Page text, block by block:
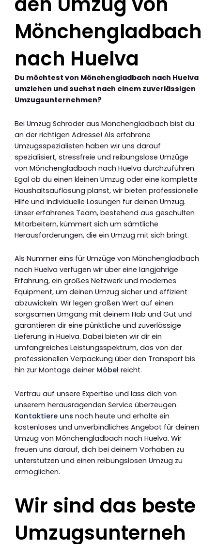
Mönchengladbach
nach Huelva
Du möchtest von Mönchengladbach nach Huelva
umziehen und suchst nach einem zuverlässigen
Umzugsunternehmen?
Bei Umzug Schröder aus Mönchengladbach bist du
an der richtigen Adresse! Als erfahrene
Umzugsspezialisten haben wir uns darauf
spezialisiert, stressfreie und reibungslose Umzüge
von Mönchengladbach nach Huelva durchzuführen.
Egal ob du einen kleinen Umzug oder eine komplette
Haushaltsauflösung planst, wir bieten professionelle
Hilfe und individuelle Lösungen für deinen Umzug.
Unser erfahrenes Team, bestehend aus geschulten
Mitarbeitern, kümmert sich um sämtliche
Herausforderungen, die ein Umzug mit sich bringt.
Als Nummer eins für Umzüge von Mönchengladbach
nach Huelva verfügen wir über eine langjährige
Erfahrung, ein großes Netzwerk und modernes
Equipment, um deinen Umzug sicher und effizient
abzuwickeln. Wir legen großen Wert auf einen
sorgsamen Umgang mit deinem Hab und Gut und
garantieren dir eine pünktliche und zuverlässige
Lieferung in Huelva. Dabei bieten wir dir ein
umfangreiches Leistungsspektrum, das von der
professionellen Verpackung über den Transport bis
hin zur Montage deiner Möbel reicht.
Vertrau auf unsere Expertise und lass dich von
unserem herausragenden Service überzeugen.
Kontaktiere uns noch heute und erhalte ein
kostenloses und unverbindliches Angebot für deinen
Umzug von Mönchengladbach nach Huelva. Wir
freuen uns darauf, dich bei deinem Vorhaben zu
unterstützen und einen reibungslosen Umzug zu
ermöglichen.
Wir sind das beste
Umzugsunterneh